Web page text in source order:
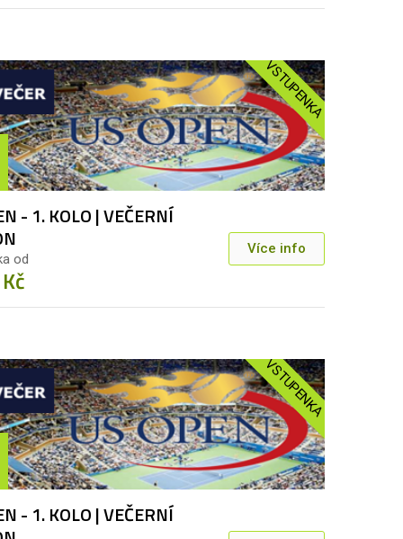
VSTUPENKA
- 1. KOLO | VEČERNÍ
od
Více info
VSTUPENKA
- 1. KOLO | VEČERNÍ